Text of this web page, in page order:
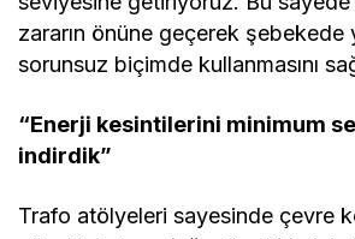
zararın önüne geçerek şebekede
sorunsuz biçimde kullanmasını
“Enerji kesintilerini minimum
indirdik”
Trafo atölyeleri sayesinde çevre